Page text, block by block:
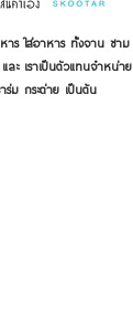
าร ใส่อาหาร ทั้งจาน ชาม
ละ เราเป็นตัวแทนจำหน่าย
ม กระต่าย เป็นต้น